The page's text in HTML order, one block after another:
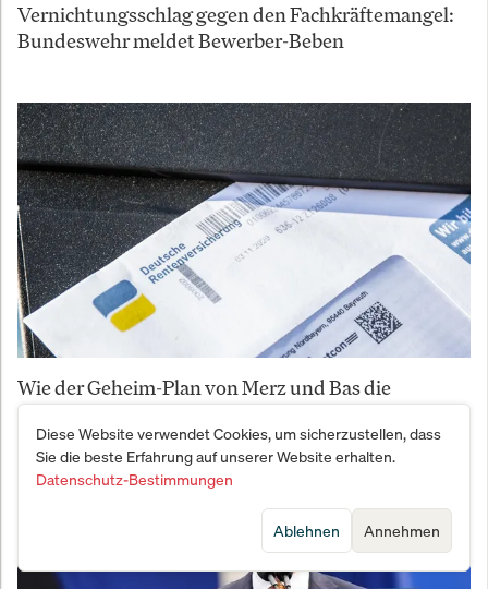
Vernichtungsschlag gegen den Fachkräftemangel:
Bundeswehr meldet Bewerber-Beben
Wie der Geheim-Plan von Merz und Bas die
deutschen Rentner an den Abgrund treibt
Diese Website verwendet Cookies, um sicherzustellen, dass
Sie die beste Erfahrung auf unserer Website erhalten.
Datenschutz-Bestimmungen
Annehmen
Ablehnen